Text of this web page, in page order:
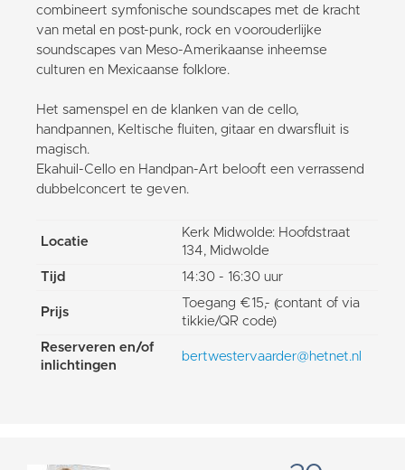
combineert symfonische soundscapes met de kracht
van metal en post-punk, rock en voorouderlijke
soundscapes van Meso-Amerikaanse inheemse
culturen en Mexicaanse folklore.
Het samenspel en de klanken van de cello,
handpannen, Keltische fluiten, gitaar en dwarsfluit is
magisch.
Ekahuil-Cello en Handpan-Art belooft een verrassend
dubbelconcert te geven.
Locatie
Kerk Midwolde: Hoofdstraat
134, Midwolde
Tijd
14:30 - 16:30 uur
Prijs
Toegang €15,- (contant of via
tikkie/QR code)
Reserveren en/of
inlichtingen
bertwestervaarder@hetnet.nl